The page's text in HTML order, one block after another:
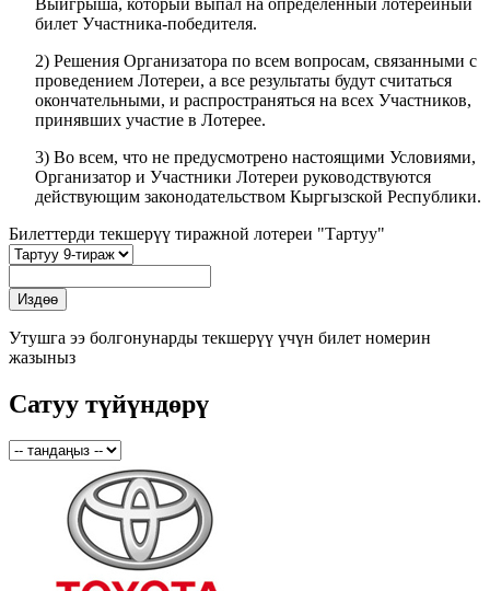
билет Участника-победителя.
2) Решения Организатора по всем вопросам, связанными с
проведением Лотереи, а все результаты будут считаться
окончательными, и распространяться на всех Участников,
принявших участие в Лотерее.
3) Во всем, что не предусмотрено настоящими Условиями,
Организатор и Участники Лотереи руководствуются
действующим законодательством Кыргызской Республики.
Билеттерди текшерүү тиражной лотереи "Тартуу"
Утушга ээ болгонунарды текшерүү үчүн билет номерин
жазыныз
Сатуу түйүндөрү